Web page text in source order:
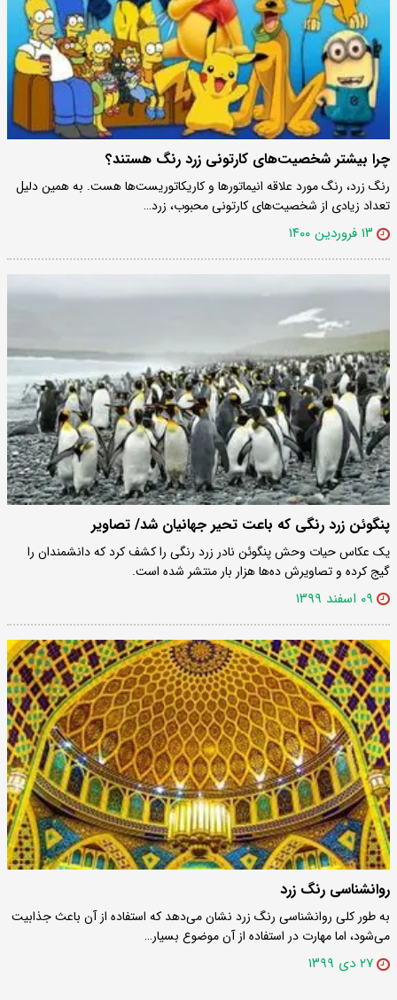
چرا بیشتر شخصیت‌های کارتونی زرد رنگ هستند؟
رنگ زرد، رنگ مورد علاقه انیماتور‌ها و کاریکاتوریست‌ها هست. به همین دلیل
تعداد زیادی از شخصیت‌های کارتونی محبوب، زرد…
۱۳ فروردین ۱۴۰۰
پنگوئن زرد رنگی که باعت تحیر جهانیان شد/ تصاویر‌
یک عکاس حیات وحش پنگوئن نادر زرد رنگی را کشف کرد که دانشمندان را
گیج کرده و تصاویرش ده‌ها هزار بار منتشر شده است.
۰۹ اسفند ۱۳۹۹
روانشناسی رنگ زرد
به طور کلی روانشناسی رنگ زرد نشان می‌دهد که استفاده از آن باعث جذابیت
می‌شود، اما مهارت در استفاده از آن موضوع بسیار…
۲۷ دی ۱۳۹۹